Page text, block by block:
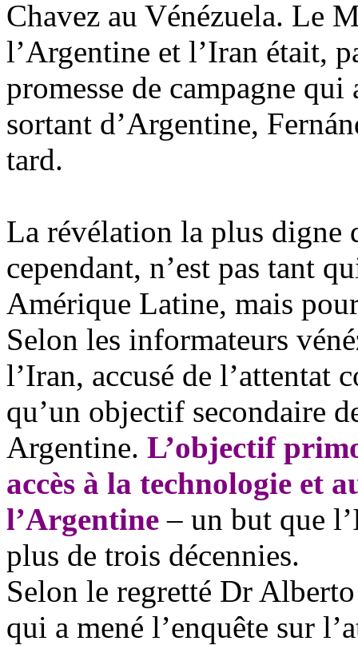
Chavez au Vénézuela. Le
l’Argentine et l’Iran était,
promesse de campagne qui
sortant d’Argentine,
tard.
La révélation la plus digne
cependant, n’est pas tant
Amérique Latine, mais
Selon les informateurs
l’Iran, accusé de l’attentat
qu’un objectif secondaire
Argentine. L’objectif
accès à la technologie et
l’Argentine – un but que
plus de trois décennies.
Selon le regretté Dr
qui a mené l’enquête sur